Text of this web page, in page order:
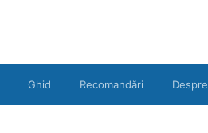
Ghid Recomandări Despre